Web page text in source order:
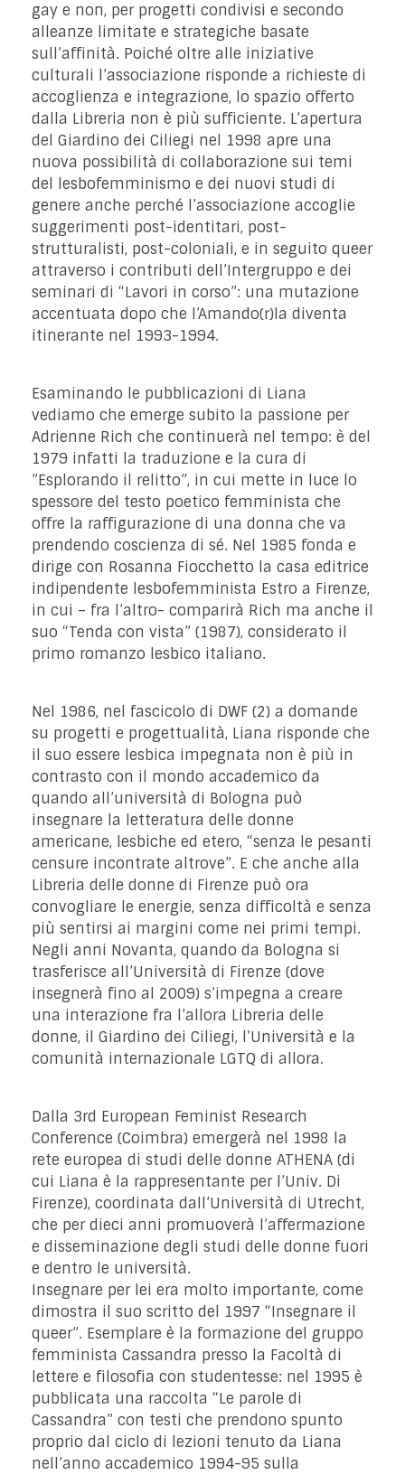
gay e non, per progetti condivisi e secondo
alleanze limitate e strategiche basate
sull’affinità. Poiché oltre alle iniziative
culturali l’associazione risponde a richieste di
accoglienza e integrazione, lo spazio offerto
dalla Libreria non è più sufficiente. L’apertura
del Giardino dei Ciliegi nel 1998 apre una
nuova possibilità di collaborazione sui temi
del lesbofemminismo e dei nuovi studi di
genere anche perché l’associazione accoglie
suggerimenti post-identitari, post-
strutturalisti, post-coloniali, e in seguito queer
attraverso i contributi dell’Intergruppo e dei
seminari di “Lavori in corso”: una mutazione
accentuata dopo che l’Amando(r)la diventa
itinerante nel 1993-1994.
Esaminando le pubblicazioni di Liana
vediamo che emerge subito la passione per
Adrienne Rich che continuerà nel tempo: è del
1979 infatti la traduzione e la cura di
”Esplorando il relitto”, in cui mette in luce lo
spessore del testo poetico femminista che
offre la raffigurazione di una donna che va
prendendo coscienza di sé. Nel 1985 fonda e
dirige con Rosanna Fiocchetto la casa editrice
indipendente lesbofemminista Estro a Firenze,
in cui – fra l’altro- comparirà Rich ma anche il
suo “Tenda con vista” (1987), considerato il
primo romanzo lesbico italiano.
Nel 1986, nel fascicolo di DWF (2) a domande
su progetti e progettualità, Liana risponde che
il suo essere lesbica impegnata non è più in
contrasto con il mondo accademico da
quando all’università di Bologna può
insegnare la letteratura delle donne
americane, lesbiche ed etero, “senza le pesanti
censure incontrate altrove”. E che anche alla
Libreria delle donne di Firenze può ora
convogliare le energie, senza difficoltà e senza
più sentirsi ai margini come nei primi tempi.
Negli anni Novanta, quando da Bologna si
trasferisce all’Università di Firenze (dove
insegnerà fino al 2009) s’impegna a creare
una interazione fra l’allora Libreria delle
donne, il Giardino dei Ciliegi, l’Università e la
comunità internazionale LGTQ di allora.
Dalla 3rd European Feminist Research
Conference (Coimbra) emergerà nel 1998 la
rete europea di studi delle donne ATHENA (di
cui Liana è la rappresentante per l’Univ. Di
Firenze), coordinata dall’Università di Utrecht,
che per dieci anni promuoverà l’affermazione
e disseminazione degli studi delle donne fuori
e dentro le università.
Insegnare per lei era molto importante, come
dimostra il suo scritto del 1997 “Insegnare il
queer”. Esemplare è la formazione del gruppo
femminista Cassandra presso la Facoltà di
lettere e filosofia con studentesse: nel 1995 è
pubblicata una raccolta “Le parole di
Cassandra” con testi che prendono spunto
proprio dal ciclo di lezioni tenuto da Liana
nell’anno accademico 1994-95 sulla